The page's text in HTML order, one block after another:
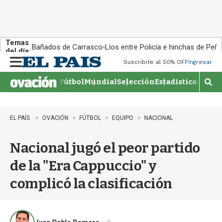
Temas
del día:Bañados de Carrasco Líos entre Policía e hinchas de
n
u
Suscribite al 50% OFFIngresar
FútbolMundialSelecciónEstadisticas
M
o
EL PAÍS OVACIÓN FÚTBOL EQUIPO NACIONAL
Nacional jugó el peor partido
de la "Era Cappuccio" y
complicó la clasificación